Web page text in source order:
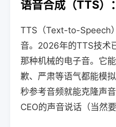
语音合成（TTS）
TTS（Text-to-Speech
音。2026年的TTS技术
那种机械的电子音。它
歉、严肃等语气都能模
秒参考音频就能克隆声
CEO的声音说话（当然